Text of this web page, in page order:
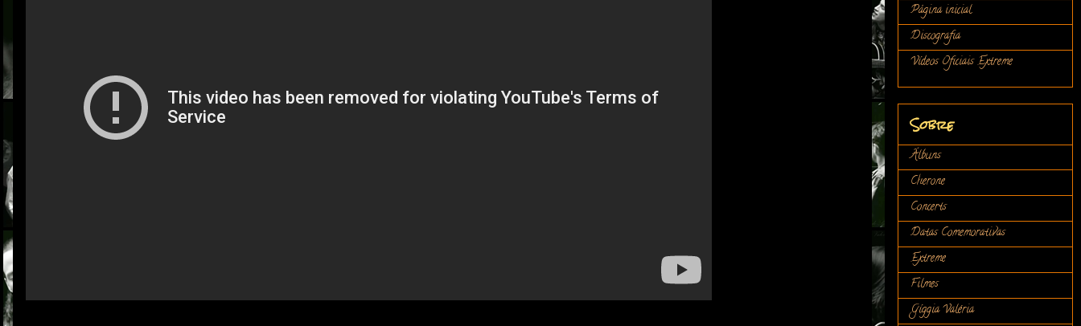
Página inicial
Discografia
Vídeos Oficiais Extreme
Sobre
Álbuns
Cherone
Concerts
Datas Comemorativas
Extreme
Filmes
Gíggia Valéria